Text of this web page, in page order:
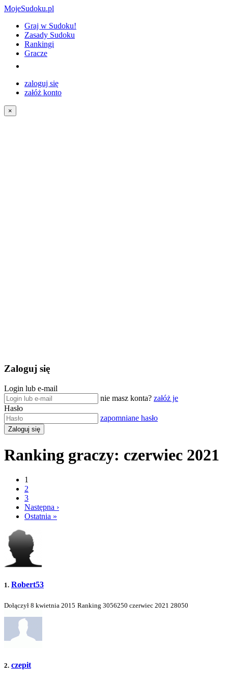
MojeSudoku.pl
Graj w Sudoku!
Zasady Sudoku
Rankingi
Gracze
zaloguj się
załóż konto
×
Zaloguj się
Login lub e-mail
nie masz konta? załóż je
Hasło
zapomniane hasło
Ranking graczy: czerwiec 2021
1
2
3
Następna ›
Ostatnia »
1. Robert53
Dołączył 8 kwietnia 2015 Ranking 3056250 czerwiec 2021 28050
2. czepit